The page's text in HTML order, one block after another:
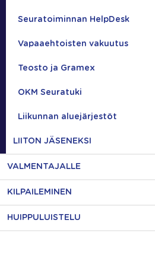
Seuratoiminnan HelpDesk
Vapaaehtoisten vakuutus
Teosto ja Gramex
OKM Seuratuki
Liikunnan aluejärjestöt
LIITON JÄSENEKSI
VALMENTAJALLE
KILPAILEMINEN
HUIPPULUISTELU